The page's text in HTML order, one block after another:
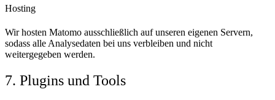
Hosting
Wir hosten Matomo ausschließlich auf unseren eigenen Servern,
sodass alle Analysedaten bei uns verbleiben und nicht
weitergegeben werden.
7. Plugins und Tools